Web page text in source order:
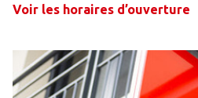
Voir les horaires d’ouverture